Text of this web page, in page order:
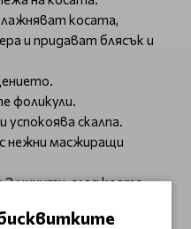
косата,
и придават блясък и
фоликули.
успокоява скалпа.
нежни масжиращи
минути, след което